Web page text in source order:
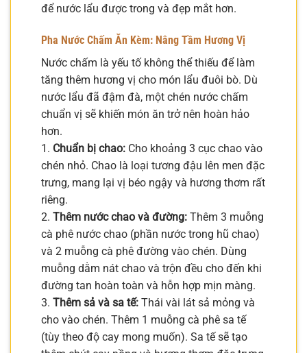
để nước lẩu được trong và đẹp mắt hơn.
Pha Nước Chấm Ăn Kèm: Nâng Tầm Hương Vị
Nước chấm là yếu tố không thể thiếu để làm
tăng thêm hương vị cho món lẩu đuôi bò. Dù
nước lẩu đã đậm đà, một chén nước chấm
chuẩn vị sẽ khiến món ăn trở nên hoàn hảo
hơn.
1. Chuẩn bị chao: Cho khoảng 3 cục chao vào
chén nhỏ. Chao là loại tương đậu lên men đặc
trưng, mang lại vị béo ngậy và hương thơm rất
riêng.
2. Thêm nước chao và đường: Thêm 3 muỗng
cà phê nước chao (phần nước trong hũ chao)
và 2 muỗng cà phê đường vào chén. Dùng
muỗng dằm nát chao và trộn đều cho đến khi
đường tan hoàn toàn và hỗn hợp mịn màng.
3. Thêm sả và sa tế: Thái vài lát sả mỏng và
cho vào chén. Thêm 1 muỗng cà phê sa tế
(tùy theo độ cay mong muốn). Sa tế sẽ tạo